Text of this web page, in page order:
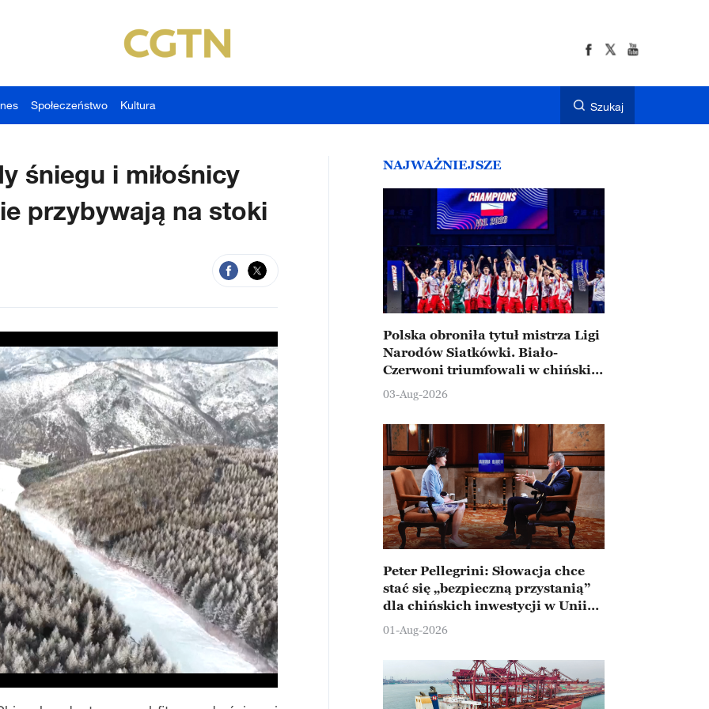
Społeczeństwo Kultura Szukaj
śniegu i miłośnicy
przybywają na stoki
NAJWAŻNIEJSZE
Polska obroniła tytuł mistrza Ligi
Narodów Siatkówki. Biało-
Czerwoni triumfowali w chińskim
Ningbo
03-Aug-2026
Peter Pellegrini: Słowacja chce
stać się „bezpieczną przystanią”
dla chińskich inwestycji w Unii
Europejskiej
01-Aug-2026